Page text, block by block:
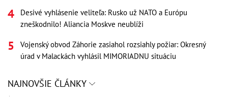
Desivé vyhlásenie veliteľa: Rusko už NATO a Európu
zneškodnilo! Aliancia Moskve neublíži
Vojenský obvod Záhorie zasiahol rozsiahly požiar: Okresný
úrad v Malackách vyhlásil MIMORIADNU situáciu
NAJNOVŠIE ČLÁNKY